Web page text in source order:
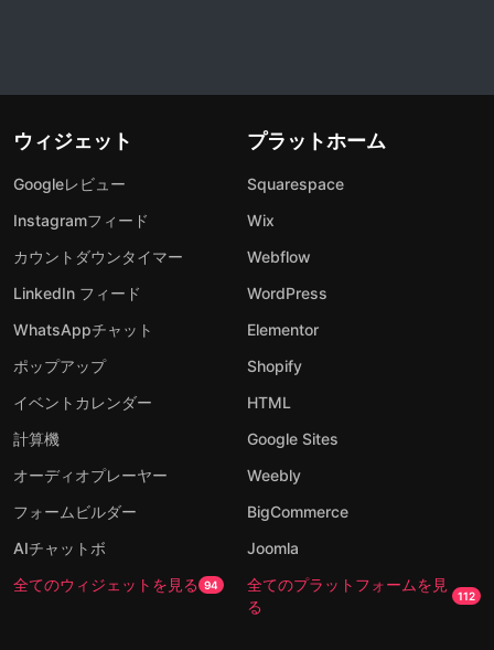
ウィジェット
Googleレビュー
Instagramフィード
カウントダウンタイマー
LinkedIn フィード
WhatsAppチャット
ポップアップ
イベントカレンダー
計算機
オーディオプレーヤー
フォームビルダー
AIチャットボ
全てのウィジェットを見る 94
プラットホーム
Squarespace
Wix
Webflow
WordPress
Elementor
Shopify
HTML
Google Sites
Weebly
BigCommerce
Joomla
全てのプラットフォームを見
る
112